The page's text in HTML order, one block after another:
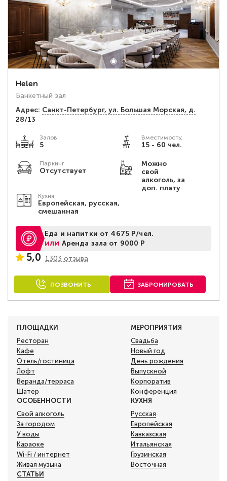
Helen
Банкетный зал
Адрес: Санкт-Петербург, ул. Большая Морская, д.
28/13
Залов
5
Вместимость:
15 - 60 чел.
Паркинг
Отсутствует
Можно
свой
алкоголь, за
доп. плату
Кухня
Европейская, русская,
смешанная
Еда и напитки от 4675 Р/чел.
или Аренда зала от 9000 Р
5,0 1303 отзыва
ПОЗВОНИТЬ ЗАБРОНИРОВАТЬ
ПЛОЩАДКИ
Ресторан
Кафе
Отель/гостиница
Лофт
Веранда/терраса
Шатер
МЕРОПРИЯТИЯ
Свадьба
Новый год
День рождения
Выпускной
Корпоратив
Конференция
ОСОБЕННОСТИ
Свой алкоголь
За городом
У воды
Караоке
Wi-Fi / интернет
Живая музыка
КУХНЯ
Русская
Европейская
Кавказская
Итальянская
Грузинская
Восточная
СТАТЬИ